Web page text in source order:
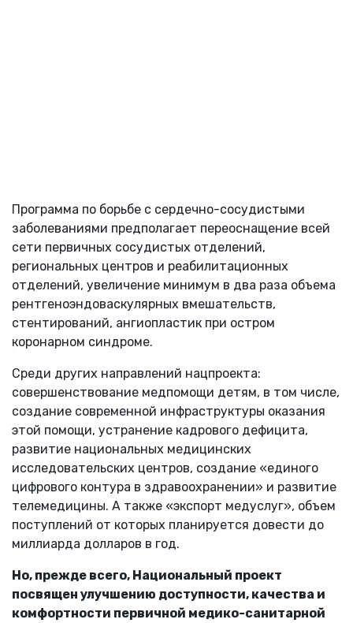
Программа по борьбе с сердечно-сосудистыми
заболеваниями предполагает переоснащение всей
сети первичных сосудистых отделений,
региональных центров и реабилитационных
отделений, увеличение минимум в два раза объема
рентгеноэндоваскулярных вмешательств,
стентирований, ангиопластик при остром
коронарном синдроме.
Среди других направлений нацпроекта:
совершенствование медпомощи детям, в том числе,
создание современной инфраструктуры оказания
этой помощи, устранение кадрового дефицита,
развитие национальных медицинских
исследовательских центров, создание «единого
цифрового контура в здравоохранении» и развитие
телемедицины. А также «экспорт медуслуг», объем
поступлений от которых планируется довести до
миллиарда долларов в год.
Но, прежде всего, Национальный проект
посвящен улучшению доступности, качества и
комфортности первичной медико-санитарной